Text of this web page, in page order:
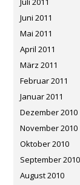
Juni 2011
Mai 2011
April 2011
März 2011
Februar 2011
Januar 2011
Dezember 2010
November 2010
Oktober 2010
September 2010
August 2010